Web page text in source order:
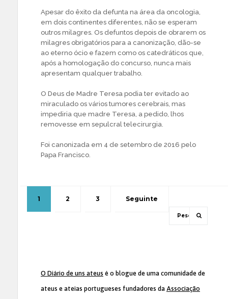
Apesar do êxito da defunta na área da oncologia,
em dois continentes diferentes, não se esperam
outros milagres. Os defuntos depois de obrarem os
milagres obrigatórios para a canonização, dão-se
ao eterno ócio e fazem como os catedráticos que,
após a homologação do concurso, nunca mais
apresentam qualquer trabalho.
O Deus de Madre Teresa podia ter evitado ao
miraculado os vários tumores cerebrais, mas
impediria que madre Teresa, a pedido, lhos
removesse em sepulcral telecirurgia.
Foi canonizada em 4 de setembro de 2016 pelo
Papa Francisco.
1 2 3 Seguinte
O Diário de uns ateus é o blogue de uma comunidade de
ateus e ateias portugueses fundadores da Associação